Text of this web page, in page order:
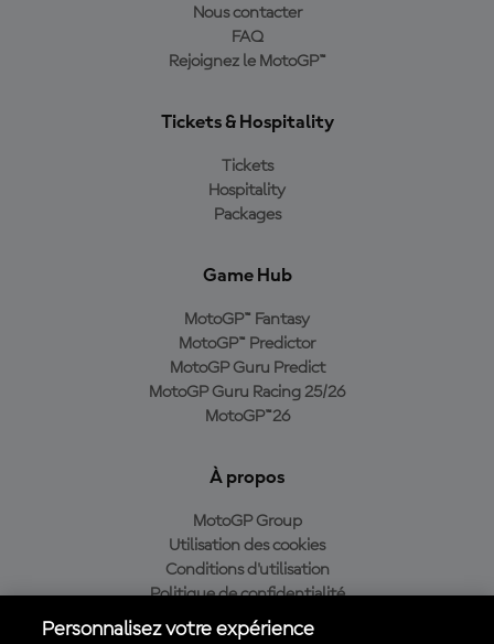
Nous contacter
FAQ
Rejoignez le MotoGP™
Tickets & Hospitality
Tickets
Hospitality
Packages
Game Hub
MotoGP™ Fantasy
MotoGP™ Predictor
MotoGP Guru Predict
MotoGP Guru Racing 25/26
MotoGP™26
À propos
MotoGP Group
Utilisation des cookies
Conditions d'utilisation
Politique de confidentialité
Politique d’achat
Personnalisez votre expérience